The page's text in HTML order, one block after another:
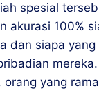
spesial
akurasi 100%
dan siapa
orang yang